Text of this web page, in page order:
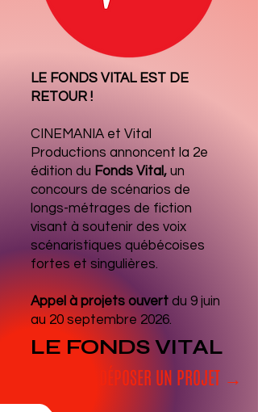
LE FONDS VITAL EST DE
RETOUR !
CINEMANIA et Vital
Productions annoncent la 2e
édition du Fonds Vital, un
concours de scénarios de
longs-métrages de fiction
visant à soutenir des voix
scénaristiques québécoises
fortes et singulières.
Appel à projets ouvert du 9 juin
au 20 septembre 2026.
LE FONDS VITAL
DÉPOSER UN PROJET →